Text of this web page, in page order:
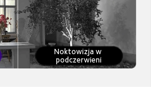
Noktowizja w
podczerwieni